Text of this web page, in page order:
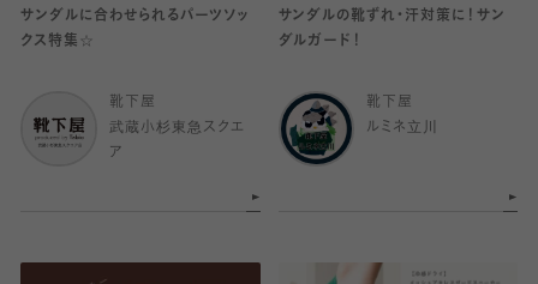
サンダルに合わせられるパーツソッ
クス特集☆
靴下屋
武蔵小杉東急スクエ
ア
サンダルの靴ずれ・汗対策に！サン
ダルガード！
靴下屋
ルミネ立川